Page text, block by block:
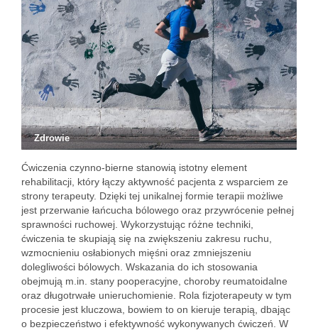
Zdrowie
Ćwiczenia czynno-bierne stanowią istotny element
rehabilitacji, który łączy aktywność pacjenta z wsparciem ze
strony terapeuty. Dzięki tej unikalnej formie terapii możliwe
jest przerwanie łańcucha bólowego oraz przywrócenie pełnej
sprawności ruchowej. Wykorzystując różne techniki,
ćwiczenia te skupiają się na zwiększeniu zakresu ruchu,
wzmocnieniu osłabionych mięśni oraz zmniejszeniu
dolegliwości bólowych. Wskazania do ich stosowania
obejmują m.in. stany pooperacyjne, choroby reumatoidalne
oraz długotrwałe unieruchomienie. Rola fizjoterapeuty w tym
procesie jest kluczowa, bowiem to on kieruje terapią, dbając
o bezpieczeństwo i efektywność wykonywanych ćwiczeń. W